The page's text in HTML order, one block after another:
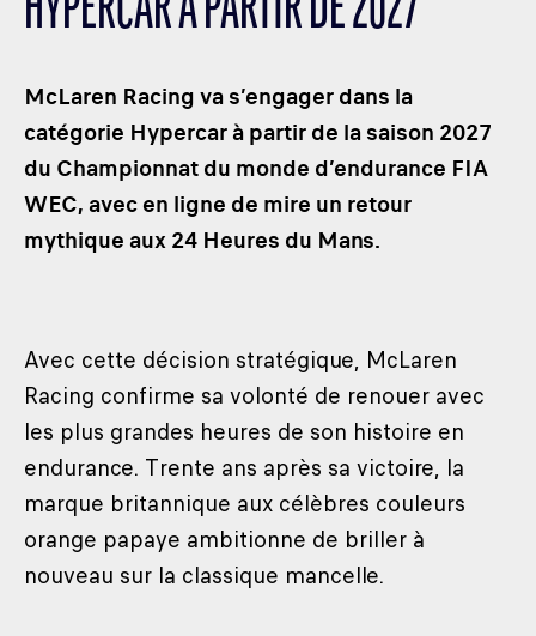
LES CATÉGORIES
HOSPITALITÉS
DÉVELOPPEMENT DURABLE
SEA BY DHL
PARTENAIRES
HYPERCAR À PARTIR DE 2027
McLaren Racing va s’engager dans la
catégorie Hypercar à partir de la saison 2027
du Championnat du monde d’endurance FIA
WEC, avec en ligne de mire un retour
mythique aux 24 Heures du Mans.
Avec cette décision stratégique, McLaren
Racing confirme sa volonté de renouer avec
les plus grandes heures de son histoire en
endurance. Trente ans après sa victoire, la
marque britannique aux célèbres couleurs
orange papaye ambitionne de briller à
nouveau sur la classique mancelle.